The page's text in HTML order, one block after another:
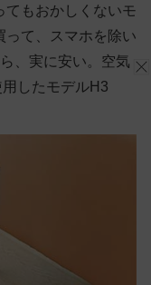
てもおかしくないモ
って、スマホを除い
、実に安い。空気
したモデルH3